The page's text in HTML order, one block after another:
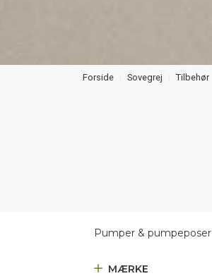
Forside Sovegrej Tilbehør
Pumper & pumpeposer
MÆRKE